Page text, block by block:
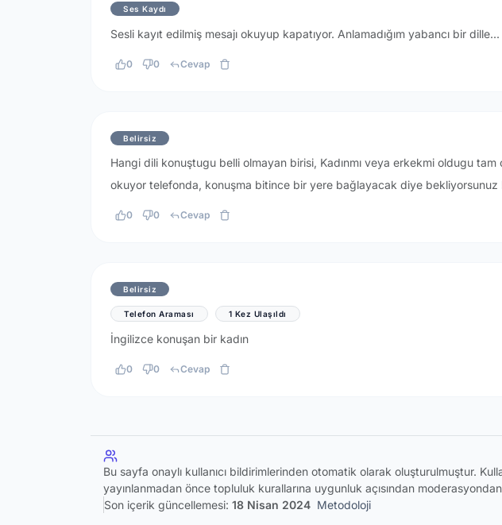
Ses Kaydı
Sesli kayıt edilmiş mesajı okuyup kapatıyor. Anlamadığım yabancı bir dille...
0 0 Cevap
Belirsiz
Hangi dili konuştugu belli olmayan birisi, Kadınmı veya erkekmi oldugu tam
okuyor telefonda, konuşma bitince bir yere bağlayacak diye bekliyorsunuz
0 0 Cevap
Belirsiz
Telefon Araması 1 Kez Ulaşıldı
İngilizce konuşan bir kadın
0 0 Cevap
Bu sayfa onaylı kullanıcı bildirimlerinden otomatik olarak oluşturulmuştur.
yayınlanmadan önce topluluk kurallarına uygunluk açısından
Son içerik güncellemesi: 18 Nisan 2024 Metodoloji